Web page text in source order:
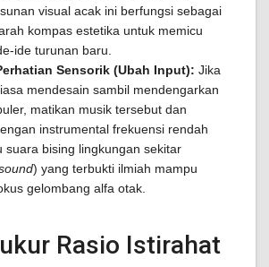
visual acak ini berfungsi sebagai
kompas estetika untuk memicu
ide turunan baru.
Sensorik (Ubah Input): Jika
mendesain sambil mendengarkan
matikan musik tersebut dan
instrumental frekuensi rendah
suara bising lingkungan sekitar
) yang terbukti ilmiah mampu
gelombang alfa otak.
Rasio Istirahat